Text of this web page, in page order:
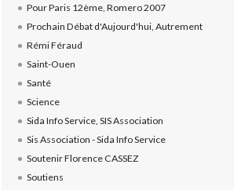
Pour Paris 12ème, Romero 2007
Prochain Débat d'Aujourd'hui, Autrement
Rémi Féraud
Saint-Ouen
Santé
Science
Sida Info Service, SIS Association
Sis Association - Sida Info Service
Soutenir Florence CASSEZ
Soutiens